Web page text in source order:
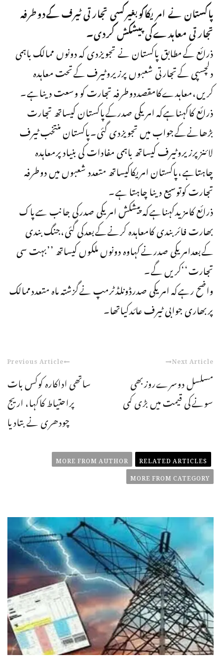
پاکستان نے امریکاکوبغیرکسی تجارتی ٹیرف کےدوطرفہ
تجارتی معاہدےکی پیشکش کردی۔
ذرائع کےمطابق پاکستان نے تجویزدی کہ دونوں ممالک باہمی
دلچسپی کےتجارتی شعبوں پرزیروٹیرف کےتحت معاہدہ
کریں،معاہدےکامقصددوطرفہ تجارت کو وسعت دیناہے۔
ذرائع کاکہناہےکہ امریکی صدرکےپاکستان کیساتھ تجارت
بڑھانےکےجواب میں تجویزدی گئی۔پاکستان منتخب ٹیرف
لائنزپرزیروٹیرف کیساتھ باہمی مفادات کی بنیادپرمعاہدہ
چاہتاہے،پاکستان امریکاکیساتھ متعدد شعبوں میں دوطرفہ
تجارت کوتوسیع دینا چاہتا ہے۔
ذرائع کامزیدکہناہےکہ پیشکش امریکی صدرکی جانب سےپاک
بھارت فائربندی کامعاہدہ کرنےکےبعدکی گئی،جنگ بندی
کےبعدامریکی صدرنےکہاوہ دونوں ملکوں کیساتھ ’’بہت سی
تجارت‘‘کریں گے۔
واضح رہےکہ امریکی صدرڈونلڈٹرمپ نےگزشتہ ماہ متعددممالک
پربھاری جوابی ٹیرف عائدکیاتھا۔
Previous Article
ساتھی اداکارہ کوکس بات
پراحتیاط کاکہا، اریج
چودھری نے بتادیا
Next Article
مسلسل دوسرےروزبھی
سونےکی قیمت میں بڑی کمی
RELATED ARTICLES
MORE FROM AUTHOR
MORE FROM CATEGORY